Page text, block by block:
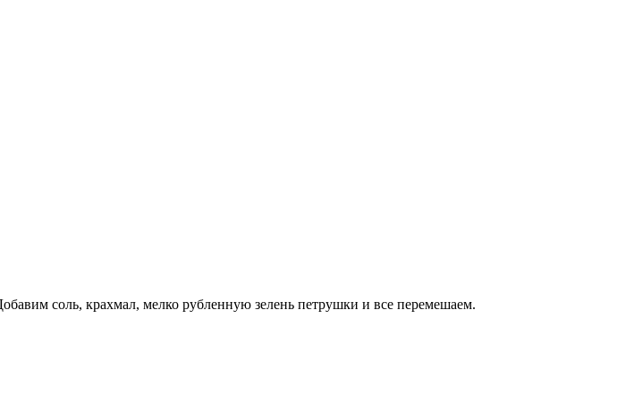
соль, крахмал, мелко рубленную зелень петрушки и все перемешаем.